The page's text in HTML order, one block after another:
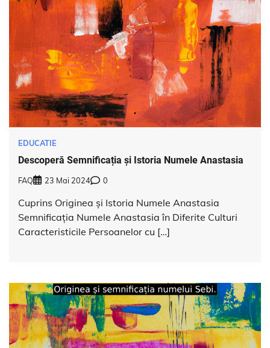
EDUCATIE
Descoperă Semnificația și Istoria Numele Anastasia
FAQ 23 Mai 2024 0
Cuprins Originea și Istoria Numele Anastasia
Semnificația Numele Anastasia în Diferite Culturi
Caracteristicile Persoanelor cu […]